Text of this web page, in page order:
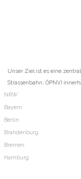
Unser Ziel ist es eine
Strassenbahn, ÖPNV)
NRW
Bayern
Berlin
Brandenburg
Bremen
Hamburg